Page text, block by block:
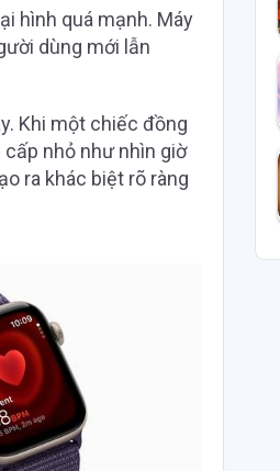
hình quá mạnh. Máy
dùng mới lẫn
Khi một chiếc đồng
nhỏ như nhìn giờ
ra khác biệt rõ ràng